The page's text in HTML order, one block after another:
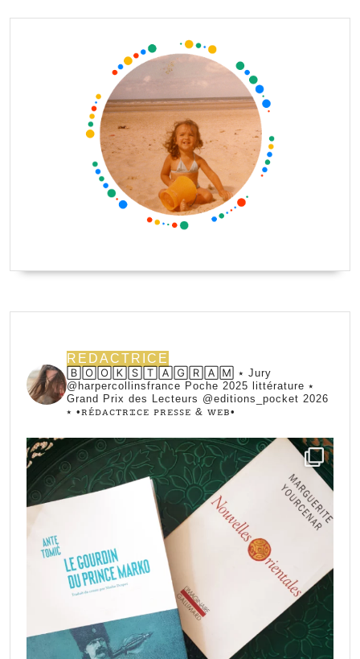
REDACTRICE
🄱🄾🄾🄺🅂🅃🄰🄶🅁🄰🄼 ⭑ Jury
@harpercollinsfrance Poche 2025 littérature ⭑
Grand Prix des Lecteurs @editions_pocket 2026
⭑ •ꭱꭼ́ꭰꭺꮯꭲꭱꮖꮯꭼ ꮲꭱꭼꮪꮪꭼ & ꮃꭼᏼ•